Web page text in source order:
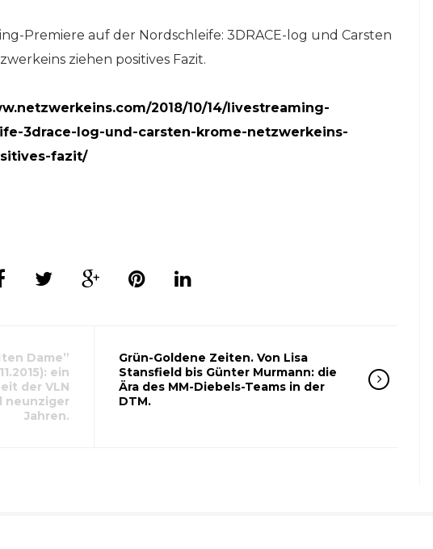
Premiere auf der Nordschleife: 3DRACE-log und Carsten
ziehen positives Fazit.
2018/10/14/livestreaming-
3drace-log-und-carsten-krome-netzwerkeins-
fazit/
Dame”
ein
der VLN
neunziger
Jahren.
Grün-Goldene Zeiten. Von Lisa
Stansfield bis Günter Murmann: die
Ära des MM-Diebels-Teams in der
DTM.